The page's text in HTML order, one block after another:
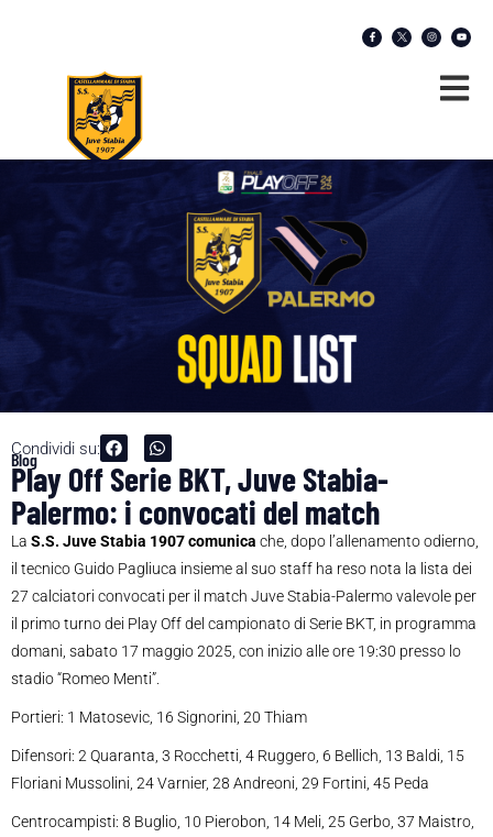
Condividi su:
Blog
Play Off Serie BKT, Juve Stabia-
Palermo: i convocati del match
La S.S. Juve Stabia 1907 comunica che, dopo l’allenamento odierno,
il tecnico Guido Pagliuca insieme al suo staff ha reso nota la lista dei
27 calciatori convocati per il match Juve Stabia-Palermo valevole per
il primo turno dei Play Off del campionato di Serie BKT, in programma
domani, sabato 17 maggio 2025, con inizio alle ore 19:30 presso lo
stadio “Romeo Menti”.
Portieri: 1 Matosevic, 16 Signorini, 20 Thiam
Difensori: 2 Quaranta, 3 Rocchetti, 4 Ruggero, 6 Bellich, 13 Baldi, 15
Floriani Mussolini, 24 Varnier, 28 Andreoni, 29 Fortini, 45 Peda
Centrocampisti: 8 Buglio, 10 Pierobon, 14 Meli, 25 Gerbo, 37 Maistro,